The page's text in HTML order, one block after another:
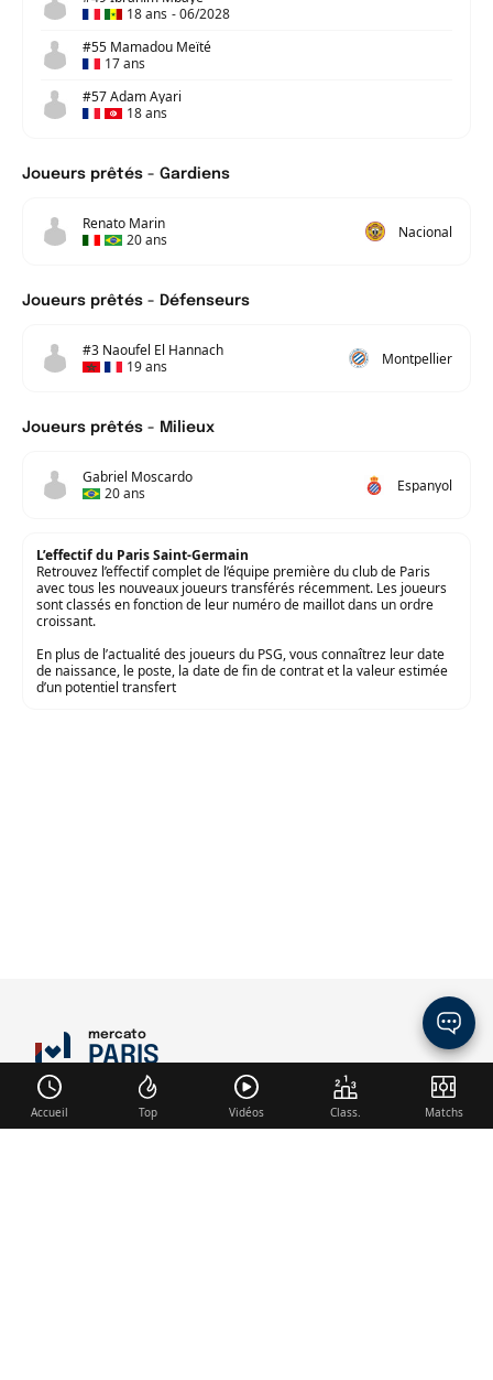
18 ans -06/2028
#55 Mamadou Meïté
17 ans
#57 Adam Ayari
18 ans
Joueurs prêtés - Gardiens
Renato Marin
20 ans
Nacional
Joueurs prêtés - Défenseurs
#3 Naoufel El Hannach
19 ans
Montpellier
Joueurs prêtés - Milieux
Gabriel Moscardo
20 ans
Espanyol
L’effectif du Paris Saint-Germain
Retrouvez l’effectif complet de l’équipe première du club de Paris
avec tous les nouveaux joueurs transférés récemment. Les joueurs
sont classés en fonction de leur numéro de maillot dans un ordre
croissant.
En plus de l’actualité des joueurs du PSG, vous connaîtrez leur date
de naissance, le poste, la date de fin de contrat et la valeur estimée
d’un potentiel transfert
mercato
PARIS
Liens utiles
Accueil Top Vidéos Class. Matchs